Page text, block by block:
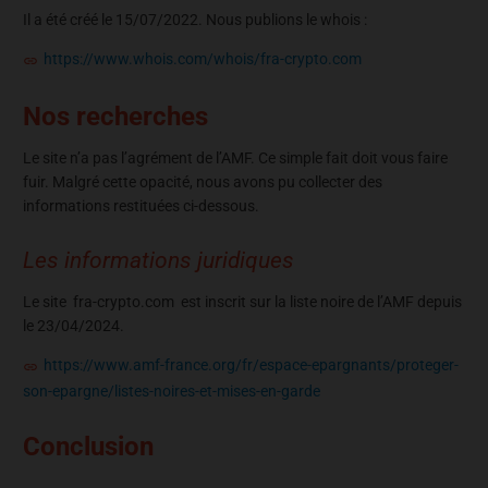
Il a été créé le 15/07/2022. Nous publions le whois :
https://www.whois.com/whois/fra-crypto.com
Nos recherches
Le site n’a pas l’agrément de l’AMF. Ce simple fait doit vous faire
fuir. Malgré cette opacité, nous avons pu collecter des
informations restituées ci-dessous.
Les informations juridiques
Le site fra-crypto.com est inscrit sur la liste noire de l’AMF depuis
le 23/04/2024.
https://www.amf-france.org/fr/espace-epargnants/proteger-
son-epargne/listes-noires-et-mises-en-garde
Conclusion